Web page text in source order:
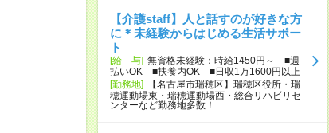
【介護staff】人と話すのが好きな方
に＊未経験からはじめる生活サポー
ト
[給 与] 無資格未経験：時給1450円～ ■週
払いOK ■扶養内OK ■日収1万1600円以上
[勤務地]
【名古屋市瑞穂区】瑞穂区役所・瑞
穂運動場東・瑞穂運動場西・総合リハビリセ
ンターなど勤務地多数！